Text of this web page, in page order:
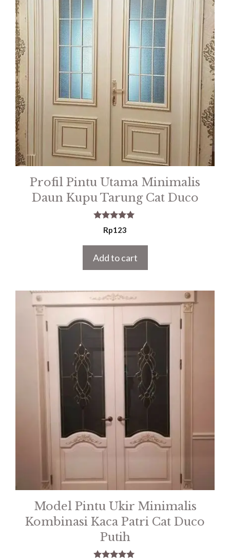
Profil Pintu Utama Minimalis
Daun Kupu Tarung Cat Duco
5.00
out of 5
Rp123
Add to cart
Model Pintu Ukir Minimalis
Kombinasi Kaca Patri Cat Duco
Putih